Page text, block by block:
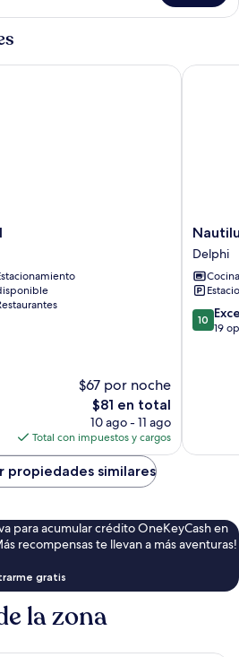
$67 por noche
El
precio
actual
es
de
$81
$81 en total
10 ago - 11 ago
Total con impuestos y cargos
Nautilus
Luxury
Suites
Delphi
Delphi
Cocina
10.0
de
10
19
Nautilus
propiedades similares
para acumular crédito OneKeyCash en
recompensas te llevan a más aventuras!
gratis
la zona